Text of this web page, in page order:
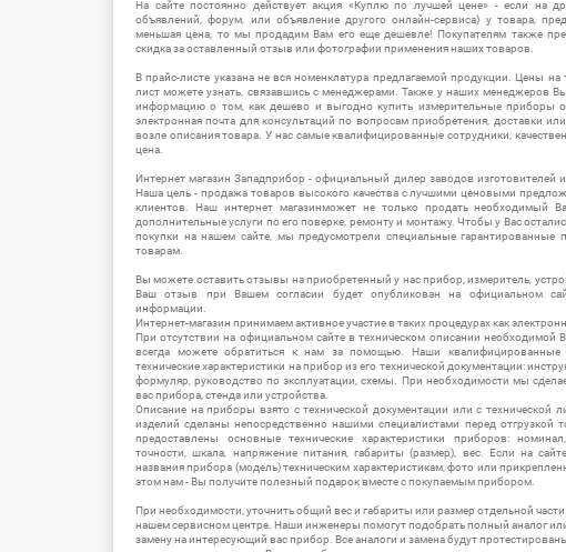
На сайте постоянно действует акция «Куплю по лучшей цене» - если на
объявлений, форум, или объявление другого онлайн-сервиса) у товара,
меньшая цена, то мы продадим Вам его еще дешевле! Покупателям также
скидка за оставленный отзыв или фотографии применения наших товаров.
В прайс-листе указана не вся номенклатура предлагаемой продукции. Цены
лист можете узнать, связавшись с менеджерами. Также у наших менеджеров
информацию о том, как дешево и выгодно купить измерительные приборы
электронная почта для консультаций по вопросам приобретения, доставки
возле описания товара. У нас самые квалифицированные сотрудники,
цена.
Интернет магазин Западприбор - официальный дилер заводов изготовителей
Наша цель - продажа товаров высокого качества с лучшими ценовыми
клиентов. Наш интернет магазинможет не только продать необходимый
дополнительные услуги по его поверке, ремонту и монтажу. Чтобы у Вас
покупки на нашем сайте, мы предусмотрели специальные
товарам.
Вы можете оставить отзывы на приобретенный у нас прибор, измеритель,
Ваш отзыв при Вашем согласии будет опубликован на официальном
информации.
Интернет-магазин принимаем активное участие в таких процедурах как
При отсутствии на официальном сайте в техническом описании
всегда можете обратиться к нам за помощью. Наши
технические характеристики на прибор из его технической документации:
формуляр, руководство по эксплуатации, схемы. При необходимости мы
вас прибора, стенда или устройства.
Описание на приборы взято с технической документации или с технической
изделий сделаны непосредственно нашими специалистами перед отгрузкой
предоставлены основные технические характеристики приборов:
точности, шкала, напряжение питания, габариты (размер), вес. Если на
названия прибора (модель) техническим характеристикам, фото или
этом нам - Вы получите полезный подарок вместе с покупаемым прибором.
При необходимости, уточнить общий вес и габариты или размер отдельной
нашем сервисном центре. Наши инженеры помогут подобрать полный аналог
замену на интересующий вас прибор. Все аналоги и замена будут